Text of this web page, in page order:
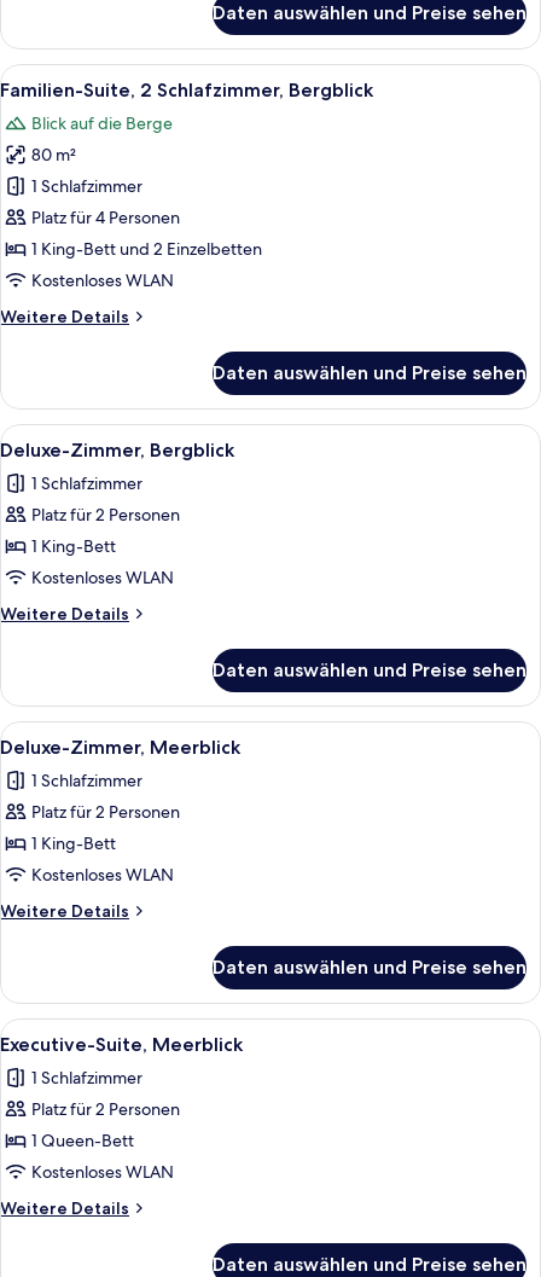
Suite,
Bergblick
Daten auswählen und Preise sehen
Alle
Fotos
für
Familien-
Suite,
2 Schlafzimmer,
Bergblick
anzeigen
Ein Hotelzimmer mit einem großen
3
Familien-Suite, 2 Schlafzimmer, Bergblick
Blick auf die Berge
80 m²
1 Schlafzimmer
Platz für 4 Personen
1 King-Bett und 2 Einzelbetten
Kostenloses WLAN
Weitere Details
Weitere
Suite,
2 Schlafzimmer,
Bergblick
Daten auswählen und Preise sehen
Alle
Fotos
für
Deluxe-
Zimmer,
Bergblick
anzeigen
Ein Hotelzimmer mit einem großen
1
Deluxe-Zimmer, Bergblick
1 Schlafzimmer
Platz für 2 Personen
1 King-Bett
Kostenloses WLAN
Weitere Details
Weitere
Zimmer,
Bergblick
Daten auswählen und Preise sehen
Alle
Fotos
für
Deluxe-
Zimmer,
Meerblick
anzeigen
Ein Hotelzimmer mit einem großen
1
Deluxe-Zimmer, Meerblick
1 Schlafzimmer
Platz für 2 Personen
1 King-Bett
Kostenloses WLAN
Weitere Details
Weitere
Zimmer,
Meerblick
Daten auswählen und Preise sehen
Alle
Fotos
für
Executive-
Suite,
Meerblick
anzeigen
Ein Hotelzimmer mit einem großen
1
Executive-Suite, Meerblick
1 Schlafzimmer
Platz für 2 Personen
1 Queen-Bett
Kostenloses WLAN
Weitere Details
Weitere
Daten auswählen und Preise sehen